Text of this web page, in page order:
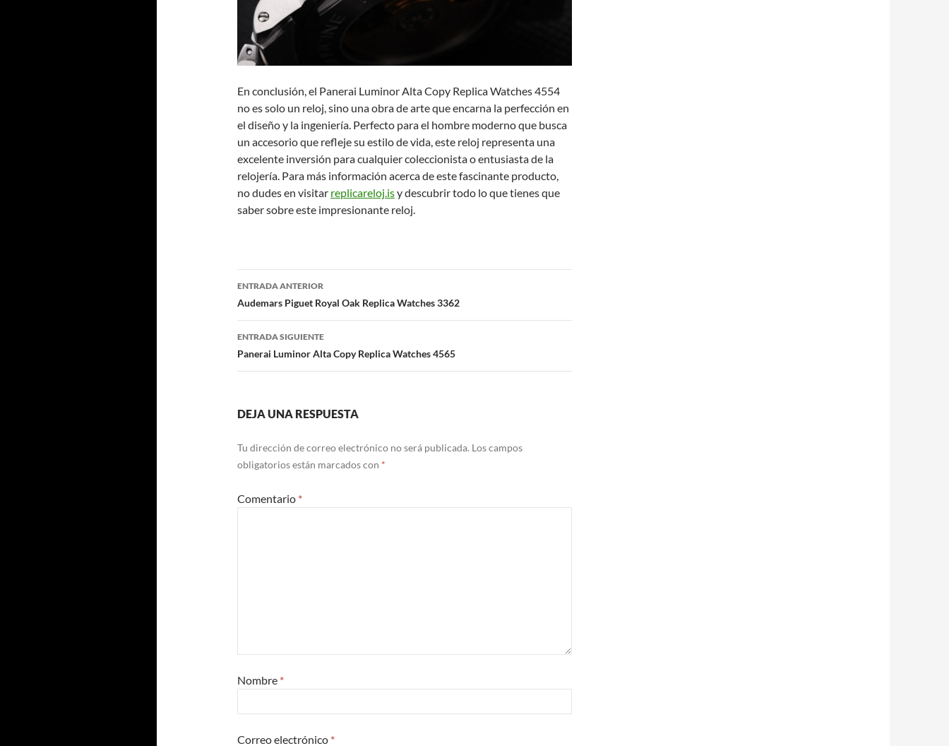
En conclusión, el Panerai Luminor Alta Copy Replica Watches 4554
no es solo un reloj, sino una obra de arte que encarna la perfección en
el diseño y la ingeniería. Perfecto para el hombre moderno que busca
un accesorio que refleje su estilo de vida, este reloj representa una
excelente inversión para cualquier coleccionista o entusiasta de la
relojería. Para más información acerca de este fascinante producto,
no dudes en visitar replicareloj.isy descubrir todo lo que tienes que
saber sobre este impresionante reloj.
Navegación
de
entradas
ENTRADA ANTERIOR
Audemars Piguet Royal Oak Replica Watches 3362
ENTRADA SIGUIENTE
Panerai Luminor Alta Copy Replica Watches 4565
DEJA UNA RESPUESTA
Tu dirección de correo electrónico no será publicada. Los campos
obligatorios están marcados con *
Comentario *
Nombre *
Correo electrónico *